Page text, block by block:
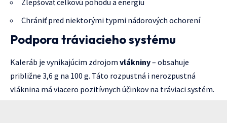
Chrániť pred niektorými typmi nádorových ochorení
Podpora tráviacieho systému
Kaleráb je vynikajúcim zdrojom vlákniny– obsahuje
približne 3,6 g na 100 g. Táto rozpustná i nerozpustná
vláknina má viacero pozitívnych účinkov na tráviaci systém.